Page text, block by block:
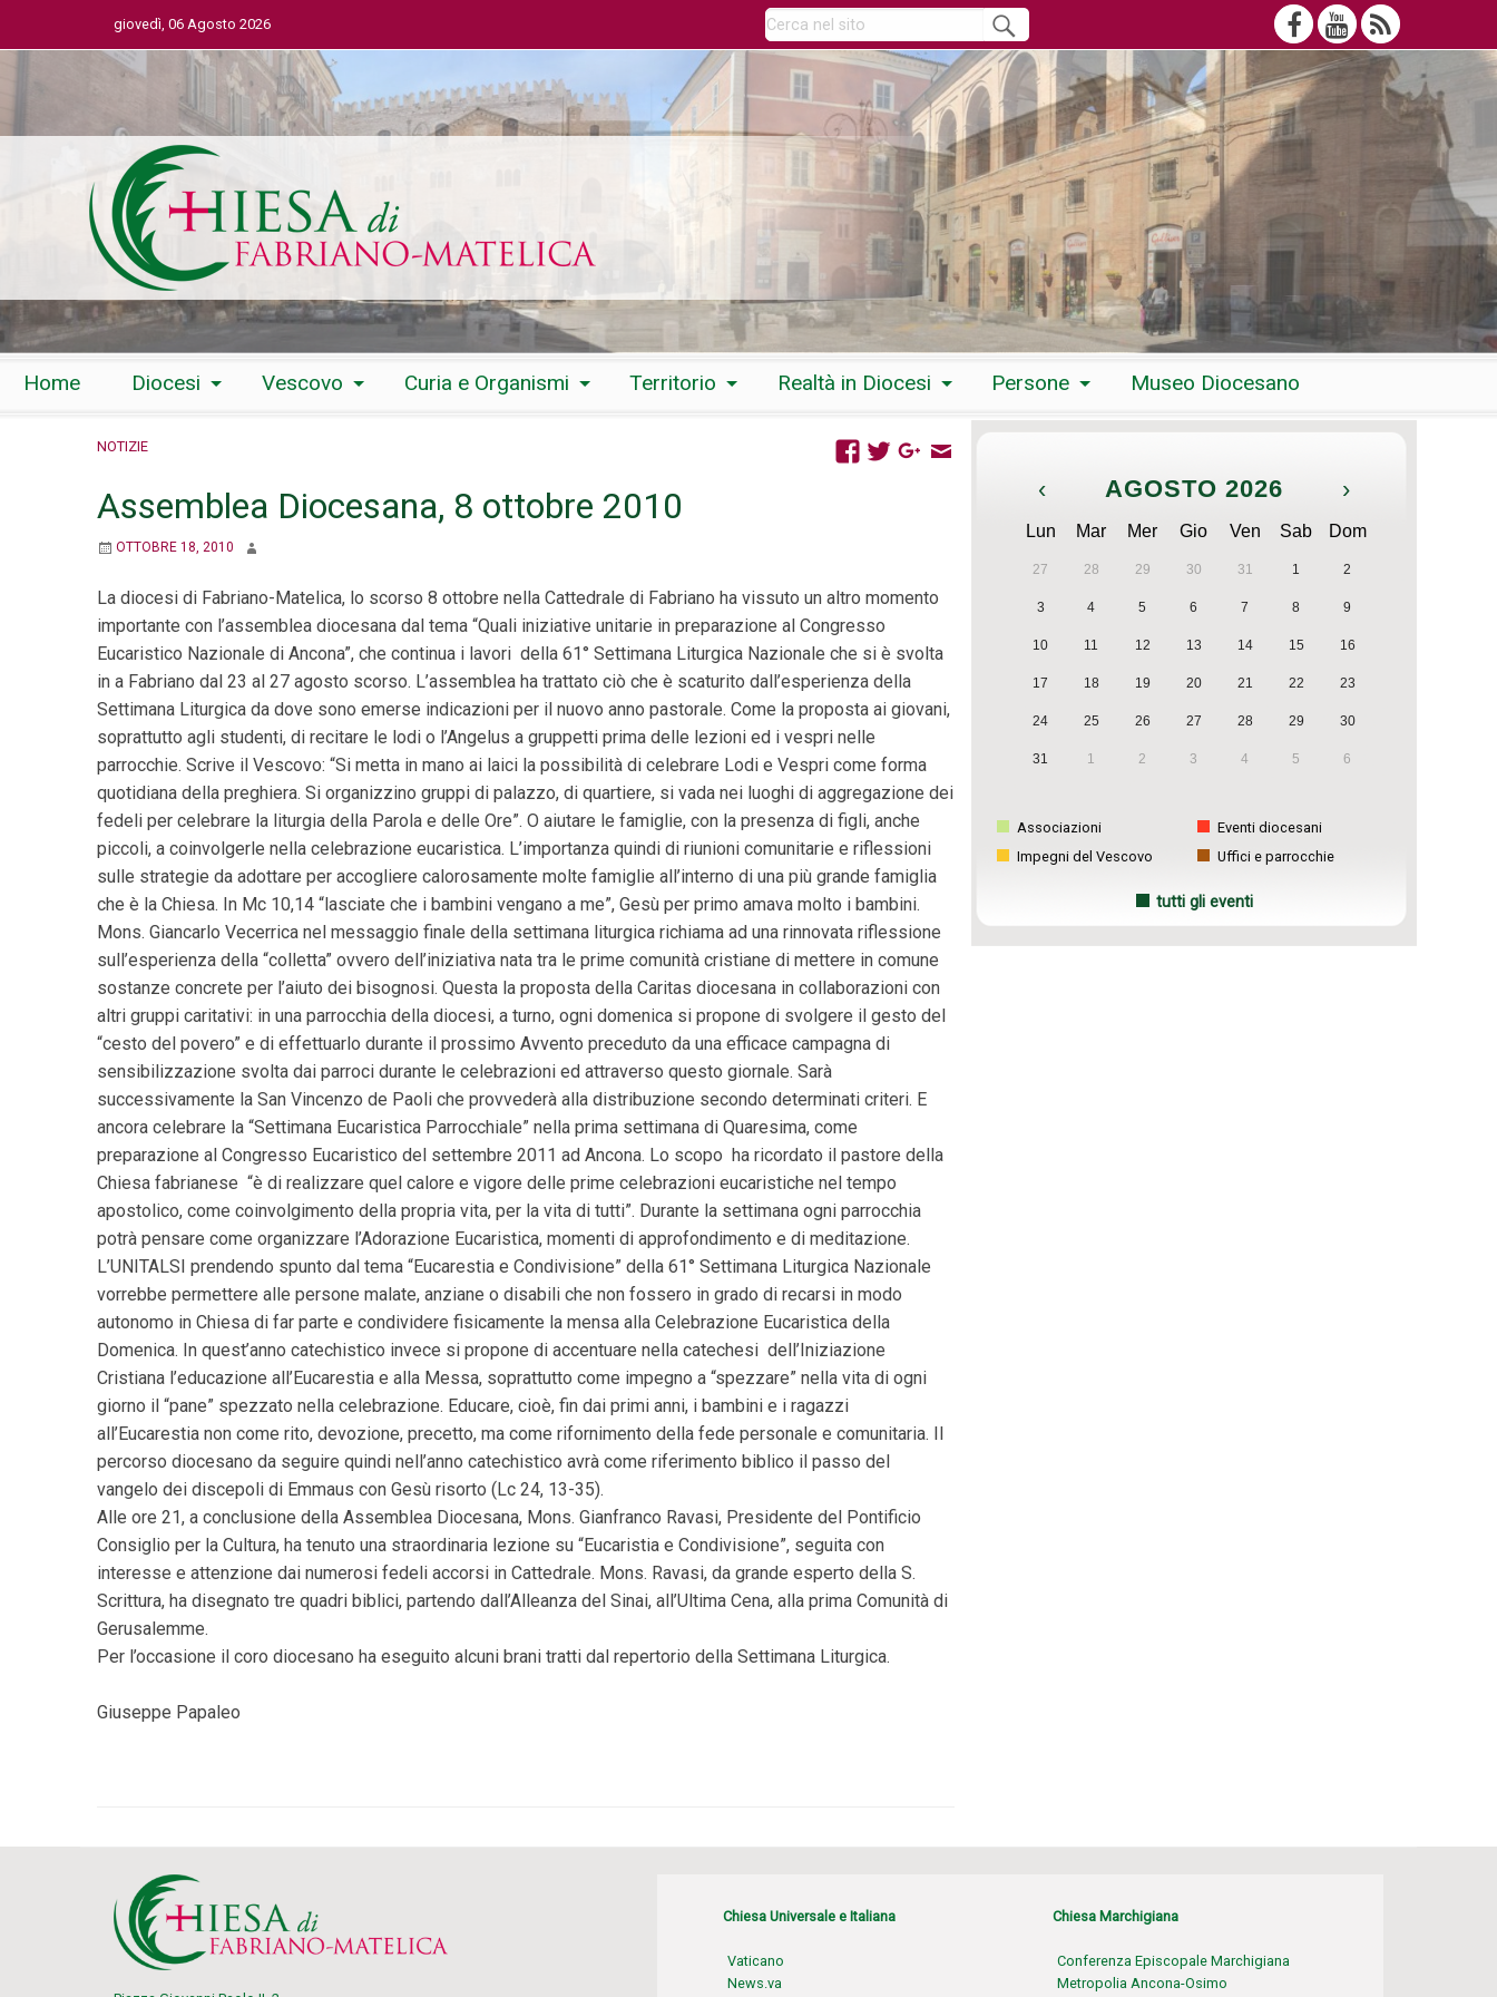
giovedì, 06 Agosto 2026
Home Diocesi Vescovo Curia e Organismi Territorio Realtà in Diocesi Persone Museo Diocesano
NOTIZIE
Assemblea Diocesana, 8 ottobre 2010
OTTOBRE 18, 2010
La diocesi di Fabriano-Matelica, lo scorso 8 ottobre nella Cattedrale di Fabriano ha vissuto un altro momento
importante con l’assemblea diocesana dal tema “Quali iniziative unitarie in preparazione al Congresso
Eucaristico Nazionale di Ancona”, che continua i lavori della 61° Settimana Liturgica Nazionale che si è svolta
in a Fabriano dal 23 al 27 agosto scorso. L’assemblea ha trattato ciò che è scaturito dall’esperienza della
Settimana Liturgica da dove sono emerse indicazioni per il nuovo anno pastorale. Come la proposta ai giovani,
soprattutto agli studenti, di recitare le lodi o l’Angelus a gruppetti prima delle lezioni ed i vespri nelle
parrocchie. Scrive il Vescovo: “Si metta in mano ai laici la possibilità di celebrare Lodi e Vespri come forma
quotidiana della preghiera. Si organizzino gruppi di palazzo, di quartiere, si vada nei luoghi di aggregazione dei
fedeli per celebrare la liturgia della Parola e delle Ore”. O aiutare le famiglie, con la presenza di figli, anche
piccoli, a coinvolgerle nella celebrazione eucaristica. L’importanza quindi di riunioni comunitarie e riflessioni
sulle strategie da adottare per accogliere calorosamente molte famiglie all’interno di una più grande famiglia
che è la Chiesa. In Mc 10,14 “lasciate che i bambini vengano a me”, Gesù per primo amava molto i bambini.
Mons. Giancarlo Vecerrica nel messaggio finale della settimana liturgica richiama ad una rinnovata riflessione
sull’esperienza della “colletta” ovvero dell’iniziativa nata tra le prime comunità cristiane di mettere in comune
sostanze concrete per l’aiuto dei bisognosi. Questa la proposta della Caritas diocesana in collaborazioni con
altri gruppi caritativi: in una parrocchia della diocesi, a turno, ogni domenica si propone di svolgere il gesto del
“cesto del povero” e di effettuarlo durante il prossimo Avvento preceduto da una efficace campagna di
sensibilizzazione svolta dai parroci durante le celebrazioni ed attraverso questo giornale. Sarà
successivamente la San Vincenzo de Paoli che provvederà alla distribuzione secondo determinati criteri. E
ancora celebrare la “Settimana Eucaristica Parrocchiale” nella prima settimana di Quaresima, come
preparazione al Congresso Eucaristico del settembre 2011 ad Ancona. Lo scopo ha ricordato il pastore della
Chiesa fabrianese “è di realizzare quel calore e vigore delle prime celebrazioni eucaristiche nel tempo
apostolico, come coinvolgimento della propria vita, per la vita di tutti”. Durante la settimana ogni parrocchia
potrà pensare come organizzare l’Adorazione Eucaristica, momenti di approfondimento e di meditazione.
L’UNITALSI prendendo spunto dal tema “Eucarestia e Condivisione” della 61° Settimana Liturgica Nazionale
vorrebbe permettere alle persone malate, anziane o disabili che non fossero in grado di recarsi in modo
autonomo in Chiesa di far parte e condividere fisicamente la mensa alla Celebrazione Eucaristica della
Domenica. In quest’anno catechistico invece si propone di accentuare nella catechesi dell’Iniziazione
Cristiana l’educazione all’Eucarestia e alla Messa, soprattutto come impegno a “spezzare” nella vita di ogni
giorno il “pane” spezzato nella celebrazione. Educare, cioè, fin dai primi anni, i bambini e i ragazzi
all’Eucarestia non come rito, devozione, precetto, ma come rifornimento della fede personale e comunitaria. Il
percorso diocesano da seguire quindi nell’anno catechistico avrà come riferimento biblico il passo del
vangelo dei discepoli di Emmaus con Gesù risorto (Lc 24, 13-35).
Alle ore 21, a conclusione della Assemblea Diocesana, Mons. Gianfranco Ravasi, Presidente del Pontificio
Consiglio per la Cultura, ha tenuto una straordinaria lezione su “Eucaristia e Condivisione”, seguita con
interesse e attenzione dai numerosi fedeli accorsi in Cattedrale. Mons. Ravasi, da grande esperto della S.
Scrittura, ha disegnato tre quadri biblici, partendo dall’Alleanza del Sinai, all’Ultima Cena, alla prima Comunità di
Gerusalemme.
Per l’occasione il coro diocesano ha eseguito alcuni brani tratti dal repertorio della Settimana Liturgica.
Giuseppe Papaleo
‹ AGOSTO 2026 ›
Lun Mar Mer Gio Ven Sab Dom
27 28 29 30 31 1 2
3 4 5 6 7 8 9
10 11 12 13 14 15 16
17 18 19 20 21 22 23
24 25 26 27 28 29 30
31 1 2 3 4 5 6
Associazioni
Eventi diocesani
Impegni del Vescovo
Uffici e parrocchie
tutti gli eventi
Chiesa Universale e Italiana
Vaticano
News.va
Chiesa Marchigiana
Conferenza Episcopale Marchigiana
Metropolia Ancona-Osimo